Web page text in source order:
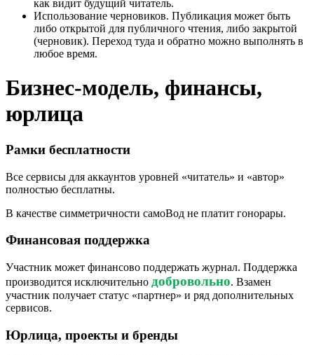
как видит будущий читатель.
Использование черновиков. Публикация может быть
либо открытой для публичного чтения, либо закрытой
(черновик). Переход туда и обратно можно выполнять в
любое время.
Бизнес-модель, финансы,
юрлица
Рамки бесплатности
Все сервисы для аккаунтов уровней «читатель» и «автор»
полностью бесплатны.
В качестве симметричности самоВод не платит гонорары.
Финансовая поддержка
Участник может финансово поддержать журнал. Поддержка
производится исключительно добровольно. Взамен
участник получает статус «партнер» и ряд дополнительных
сервисов.
Юрлица, проекты и бренды